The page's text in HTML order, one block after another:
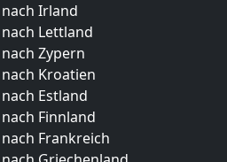
Irland
Lettland
Zypern
Kroatien
Estland
Finnland
Frankreich